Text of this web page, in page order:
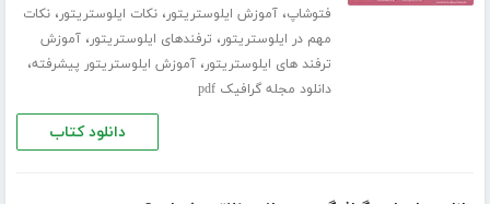
فتوشاپ،آموزش ایلوستریتور،نکات ایلوستریتور،نکات
مهم در ایلوستریتور، ترفندهای ایلوستریتور،آموزش
ترفند های ایلوستریتور،آموزش ایلوستریتور پیشرفته،
دانلود مجله گرافیک pdf
دانلود کتاب